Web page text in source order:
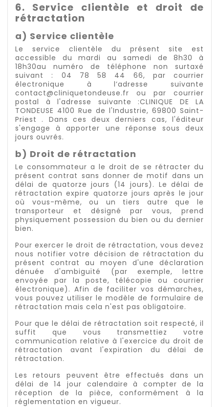
6. Service clientèle et droit de
rétractation
a) Service clientèle
Le service clientèle du présent site est
accessible du mardi au samedi de 8h30 à
18h30au numéro de téléphone non surtaxé
suivant : 04 78 58 44 66, par courrier
électronique à l’adresse suivante
contact@cliniquetondeuse.fr ou par courrier
postal à l'adresse suivante :CLINIQUE DE LA
TONDEUSE 4100 Rue de l'Industrie, 69800 Saint-
Priest . Dans ces deux derniers cas, l'éditeur
s'engage à apporter une réponse sous deux
jours ouvrés.
b) Droit de rétractation
Le consommateur a le droit de se rétracter du
présent contrat sans donner de motif dans un
délai de quatorze jours (14 jours). Le délai de
rétractation expire quatorze jours après le jour
où vous-même, ou un tiers autre que le
transporteur et désigné par vous, prend
physiquement possession du bien ou du dernier
bien.
Pour exercer le droit de rétractation, vous devez
nous notifier votre décision de rétractation du
présent contrat au moyen d'une déclaration
dénuée d'ambiguïté (par exemple, lettre
envoyée par la poste, télécopie ou courrier
électronique). Afin de faciliter vos démarches,
vous pouvez utiliser le modèle de formulaire de
rétractation mais cela n'est pas obligatoire.
Pour que le délai de rétractation soit respecté, il
suffit que vous transmettiez votre
communication relative à l'exercice du droit de
rétractation avant l'expiration du délai de
rétractation.
Les retours peuvent être effectués dans un
délai de 14 jour calendaire à compter de la
réception de la pièce, conformément à la
réglementation en vigueur.